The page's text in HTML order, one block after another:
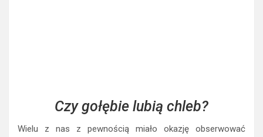
Czy gołębie lubią chleb?
Wielu z nas z pewnością miało okazję obserwować